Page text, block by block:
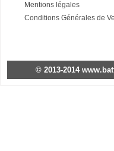
Mentions légales
Conditions Générales de
© 2013-2014